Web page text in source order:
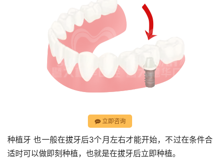
立即咨询
种植牙 也一般在拔牙后3个月左右才能开始，不过在条件合
适时可以做即刻种植，也就是在拔牙后立即种植。